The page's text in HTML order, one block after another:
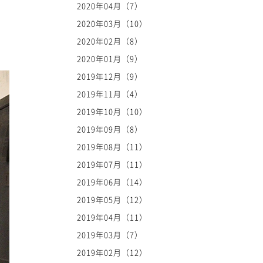
2020年04月（7）
2020年03月（10）
2020年02月（8）
2020年01月（9）
2019年12月（9）
2019年11月（4）
2019年10月（10）
2019年09月（8）
2019年08月（11）
2019年07月（11）
2019年06月（14）
2019年05月（12）
2019年04月（11）
2019年03月（7）
2019年02月（12）